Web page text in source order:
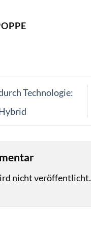
Technologie:
nicht veröffentlicht.